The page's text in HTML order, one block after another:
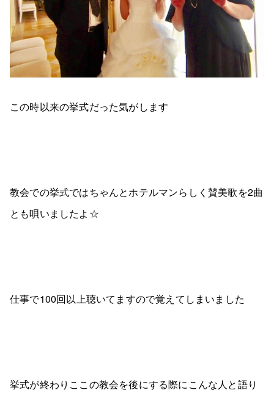
この時以来の挙式だった気がします
教会での挙式ではちゃんとホテルマンらしく賛美歌を2曲
とも唄いましたよ☆
仕事で100回以上聴いてますので覚えてしまいました
挙式が終わりここの教会を後にする際にこんな人と語り